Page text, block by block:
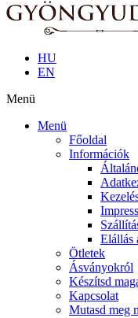
HU
EN
Menü
Menü
Főoldal
Információk
Elállás
Ötletek
Ásványokról
Készítsd
Kapcsolat
Mutasd meg